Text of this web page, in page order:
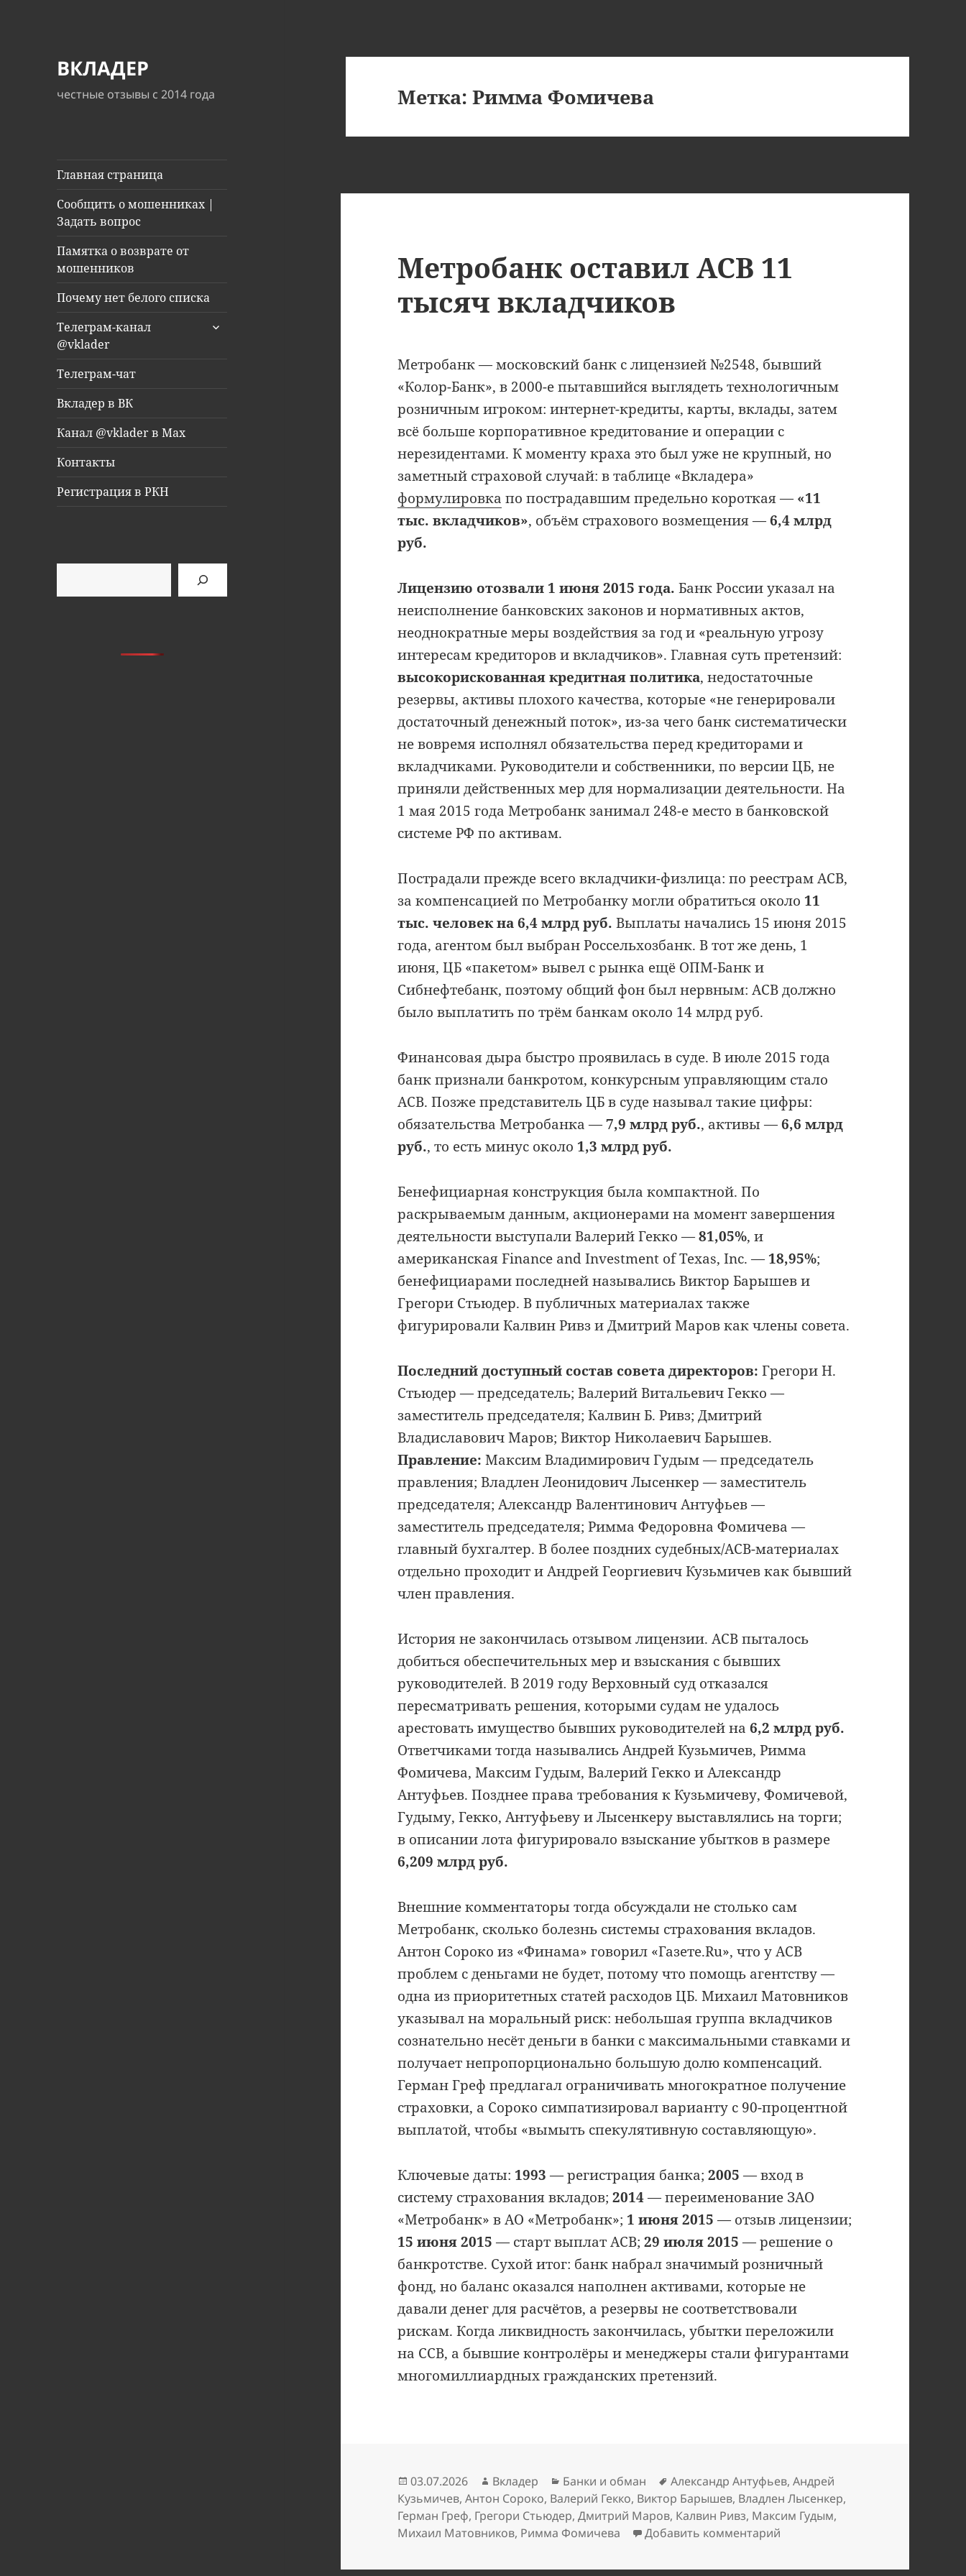
ВКЛАДЕР
честные отзывы с 2014 года
Главная страница
Сообщить о мошенниках |
Задать вопрос
Памятка о возврате от
мошенников
Почему нет белого списка
Телеграм-канал
@vklader
раскрыть
Телеграм-чат
Вкладер в ВК
Канал @vklader в Max
Контакты
Регистрация в РКН
Метка:Римма Фомичева
Метробанк оставил АСВ 11
тысяч вкладчиков
Метробанк — московский банк с лицензией №2548, бывший
«Колор-Банк», в 2000-е пытавшийся выглядеть технологичным
розничным игроком: интернет-кредиты, карты, вклады, затем
всё больше корпоративное кредитование и операции с
нерезидентами. К моменту краха это был уже не крупный, но
заметный страховой случай: в таблице «Вкладера»
формулировка по пострадавшим предельно короткая — «11
тыс. вкладчиков», объём страхового возмещения —6,4 млрд
руб.
Лицензию отозвали 1 июня 2015 года. Банк России указал на
неисполнение банковских законов и нормативных актов,
неоднократные меры воздействия за год и «реальную угрозу
интересам кредиторов и вкладчиков». Главная суть претензий:
высокорискованная кредитная политика, недостаточные
резервы, активы плохого качества, которые «не генерировали
достаточный денежный поток», из-за чего банк систематически
не вовремя исполнял обязательства перед кредиторами и
вкладчиками. Руководители и собственники, по версии ЦБ, не
приняли действенных мер для нормализации деятельности. На
1 мая 2015 года Метробанк занимал 248-е место в банковской
системе РФ по активам.
Пострадали прежде всего вкладчики-физлица: по реестрам АСВ,
за компенсацией по Метробанку могли обратиться около 11
тыс. человек на 6,4 млрд руб. Выплаты начались 15 июня 2015
года, агентом был выбран Россельхозбанк. В тот же день, 1
июня, ЦБ «пакетом» вывел с рынка ещё ОПМ-Банк и
Сибнефтебанк, поэтому общий фон был нервным: АСВ должно
было выплатить по трём банкам около 14 млрд руб.
Финансовая дыра быстро проявилась в суде. В июле 2015 года
банк признали банкротом, конкурсным управляющим стало
АСВ. Позже представитель ЦБ в суде называл такие цифры:
обязательства Метробанка —7,9 млрд руб., активы —6,6 млрд
руб., то есть минус около 1,3 млрд руб.
Бенефициарная конструкция была компактной. По
раскрываемым данным, акционерами на момент завершения
деятельности выступали Валерий Гекко —81,05%, и
американская Finance and Investment of Texas, Inc. — 18,95%;
бенефициарами последней назывались Виктор Барышев и
Грегори Стьюдер. В публичных материалах также
фигурировали Калвин Ривз и Дмитрий Маров как члены совета.
Последний доступный состав совета директоров: Грегори Н.
Стьюдер — председатель; Валерий Витальевич Гекко —
заместитель председателя; Калвин Б. Ривз; Дмитрий
Владиславович Маров; Виктор Николаевич Барышев.
Правление: Максим Владимирович Гудым — председатель
правления; Владлен Леонидович Лысенкер — заместитель
председателя; Александр Валентинович Антуфьев —
заместитель председателя; Римма Федоровна Фомичева —
главный бухгалтер. В более поздних судебных/АСВ-материалах
отдельно проходит и Андрей Георгиевич Кузьмичев как бывший
член правления.
История не закончилась отзывом лицензии. АСВ пыталось
добиться обеспечительных мер и взыскания с бывших
руководителей. В 2019 году Верховный суд отказался
пересматривать решения, которыми судам не удалось
арестовать имущество бывших руководителей на6,2 млрд руб.
Ответчиками тогда назывались Андрей Кузьмичев, Римма
Фомичева, Максим Гудым, Валерий Гекко и Александр
Антуфьев. Позднее права требования к Кузьмичеву, Фомичевой,
Гудыму, Гекко, Антуфьеву и Лысенкеру выставлялись на торги;
в описании лота фигурировало взыскание убытков в размере
6,209 млрд руб.
Внешние комментаторы тогда обсуждали не столько сам
Метробанк, сколько болезнь системы страхования вкладов.
Антон Сороко из «Финама» говорил «Газете.Ru», что у АСВ
проблем с деньгами не будет, потому что помощь агентству —
одна из приоритетных статей расходов ЦБ. Михаил Матовников
указывал на моральный риск: небольшая группа вкладчиков
сознательно несёт деньги в банки с максимальными ставками и
получает непропорционально большую долю компенсаций.
Герман Греф предлагал ограничивать многократное получение
страховки, а Сороко симпатизировал варианту с 90-процентной
выплатой, чтобы «вымыть спекулятивную составляющую».
Ключевые даты: 1993 — регистрация банка;2005 — вход в
систему страхования вкладов;2014— переименование ЗАО
«Метробанк» в АО «Метробанк»; 1 июня 2015 — отзыв лицензии;
15 июня 2015 — старт выплат АСВ;29 июля 2015 — решение о
банкротстве. Сухой итог: банк набрал значимый розничный
фонд, но баланс оказался наполнен активами, которые не
давали денег для расчётов, а резервы не соответствовали
рискам. Когда ликвидность закончилась, убытки переложили
на ССВ, а бывшие контролёры и менеджеры стали фигурантами
многомиллиардных гражданских претензий.
Опубликовано
03.07.2026 Автор
Вкладер Рубрики
Банки и обман Метки
Александр Антуфьев,Андрей
Кузьмичев,Антон Сороко, Валерий Гекко, Виктор Барышев, Владлен Лысенкер,
Герман Греф, Грегори Стьюдер,Дмитрий Маров, Калвин Ривз, Максим Гудым,
Михаил Матовников, Римма Фомичева Добавить комментарий